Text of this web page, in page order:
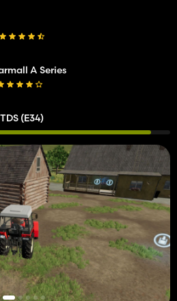
A Series
(E34)